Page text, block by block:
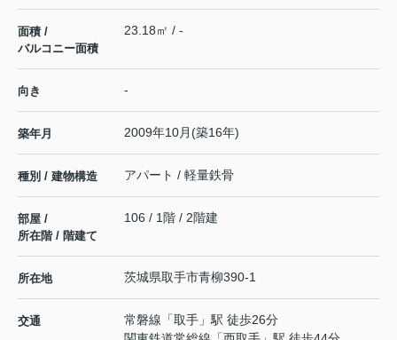
面積 /
バルコニー面積
23.18㎡ / -
向き -
築年月 2009年10月(築16年)
種別 / 建物構造 アパート / 軽量鉄骨
部屋 /
所在階 / 階建て
106 / 1階 / 2階建
所在地 茨城県取手市青柳390-1
交通 常磐線 「取手 」駅 徒歩26分